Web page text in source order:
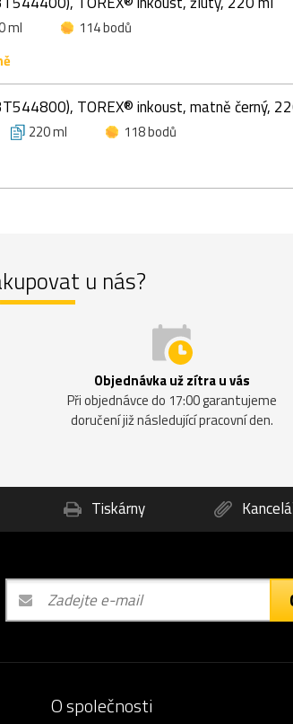
ml
114 bodů
TOREX® inkoust, matně černý,
220 ml
118 bodů
u nás?
Objednávka už zítra u vás
Při objednávce do 17:00 garantujeme
doručení již následující pracovní den.
Tiskárny
O společnosti